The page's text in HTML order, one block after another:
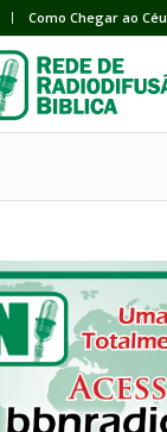
Como Chegar ao Céu